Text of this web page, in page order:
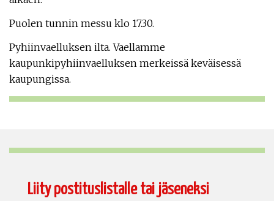
Puolen tunnin messu klo 17.30.
Pyhiinvaelluksen ilta. Vaellamme
kaupunkipyhiinvaelluksen merkeissä keväisessä
kaupungissa.
Liity postituslistalle tai jäseneksi